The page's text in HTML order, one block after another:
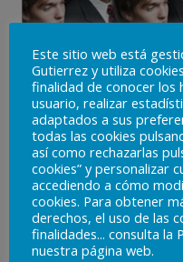
Las personas que
Capgras a veces
después de verse en
anécdotas de
Este sitio web está
Gutierrez y utiliza
finalidad de conocer los
usuario, realizar
adaptados a sus
todas las cookies
así como rechazarlas
cookies” y personalizar
accediendo a cómo
cookies. Para obtener
derechos, el uso de las
finalidades... consulta la
nuestra página web.